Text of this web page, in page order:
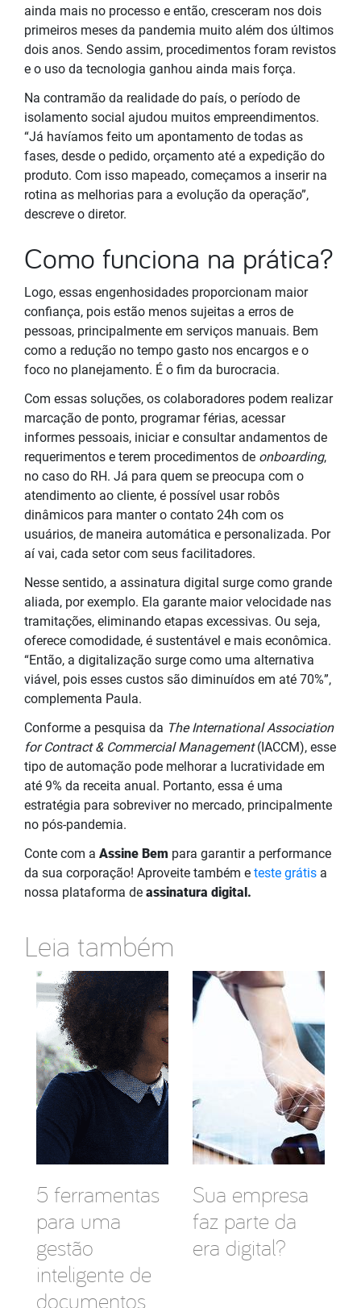
ainda mais no processo e então, cresceram nos dois
primeiros meses da pandemia muito além dos últimos
dois anos. Sendo assim, procedimentos foram revistos
e o uso da tecnologia ganhou ainda mais força.
Na contramão da realidade do país, o período de
isolamento social ajudou muitos empreendimentos.
“Já havíamos feito um apontamento de todas as
fases, desde o pedido, orçamento até a expedição do
produto. Com isso mapeado, começamos a inserir na
rotina as melhorias para a evolução da operação”,
descreve o diretor.
Como funciona na prática?
Logo, essas engenhosidades proporcionam maior
confiança, pois estão menos sujeitas a erros de
pessoas, principalmente em serviços manuais. Bem
como a redução no tempo gasto nos encargos e o
foco no planejamento. É o fim da burocracia.
Com essas soluções, os colaboradores podem realizar
marcação de ponto, programar férias, acessar
informes pessoais, iniciar e consultar andamentos de
requerimentos e terem procedimentos de onboarding,
no caso do RH. Já para quem se preocupa com o
atendimento ao cliente, é possível usar robôs
dinâmicos para manter o contato 24h com os
usuários, de maneira automática e personalizada. Por
aí vai, cada setor com seus facilitadores.
Nesse sentido, a assinatura digital surge como grande
aliada, por exemplo. Ela garante maior velocidade nas
tramitações, eliminando etapas excessivas. Ou seja,
oferece comodidade, é sustentável e mais econômica.
“Então, a digitalização surge como uma alternativa
viável, pois esses custos são diminuídos em até 70%”,
complementa Paula.
Conforme a pesquisa da The International Association
for Contract & Commercial Management(IACCM), esse
tipo de automação pode melhorar a lucratividade em
até 9% da receita anual. Portanto, essa é uma
estratégia para sobreviver no mercado, principalmente
no pós-pandemia.
Conte com a Assine Bem para garantir a performance
da sua corporação! Aproveite também e teste grátis a
nossa plataforma de assinatura digital.
Leia também
5 ferramentas
para uma
gestão
inteligente de
documentos
Sua empresa
faz parte da
era digital?